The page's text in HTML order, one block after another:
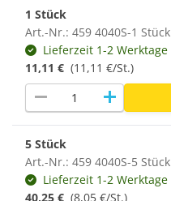
1 Stück
Art.-Nr.: 459 4040S-1 Stück
Lieferzeit 1-2 Werktage
11,11 € (11,11 €/St.)
remove add
5 Stück
Art.-Nr.: 459 4040S-5 Stück
Lieferzeit 1-2 Werktage
40,25 € (8,05 €/St.)